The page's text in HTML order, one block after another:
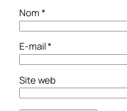
Nom*
E-mail*
Site web